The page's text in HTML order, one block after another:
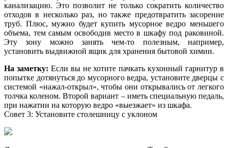
канализацию. Это позволит не только сократить количество
отходов в несколько раз, но также предотвратить засорение
труб. Плюс, мужно будет купить мусорное ведро меньшего
объема, тем самым освободив место в шкафу под раковиной.
Эту зону можно занять чем-то полезным, например,
установить выдвижной ящик для хранения бытовой химии.
На заметку: Если вы не хотите пачкать кухонный гарнитур в
попытке дотянуться до мусорного ведра, установите дверцы с
системой «нажал-открыл», чтобы они открывались от легкого
толчка коленом. Второй вариант – иметь специальную педаль,
при нажатии на которую ведро «выезжает» из шкафа.
Совет 3: Установите столешницу с уклоном